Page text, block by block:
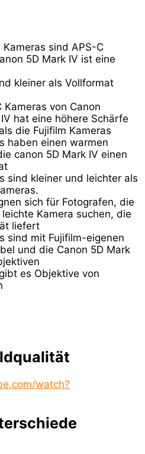
sind APS-C
5D Mark IV ist eine
kleiner als Vollformat
Kameras von Canon
hat eine höhere Schärfe
die Fujifilm Kameras
haben einen warmen
canon 5D Mark IV einen
sind kleiner und leichter als
sich für Fotografen, die
Kamera suchen, die
liefert
sind mit Fujifilm-eigenen
und die Canon 5D Mark
es Objektive von
watch?